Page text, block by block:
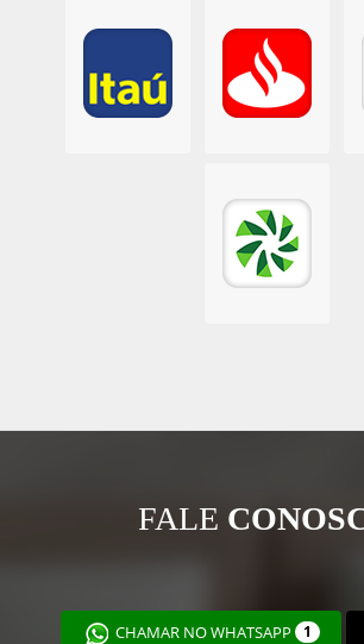
FALE
CHAMAR NO WHATSAPP 1